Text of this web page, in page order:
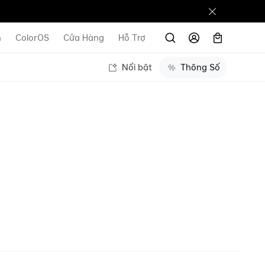
ColorOS Cửa Hàng Hỗ Trợ
Nổi bật Thông Số